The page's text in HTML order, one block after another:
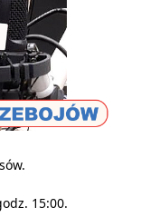
15:00.